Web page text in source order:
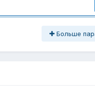
Больше